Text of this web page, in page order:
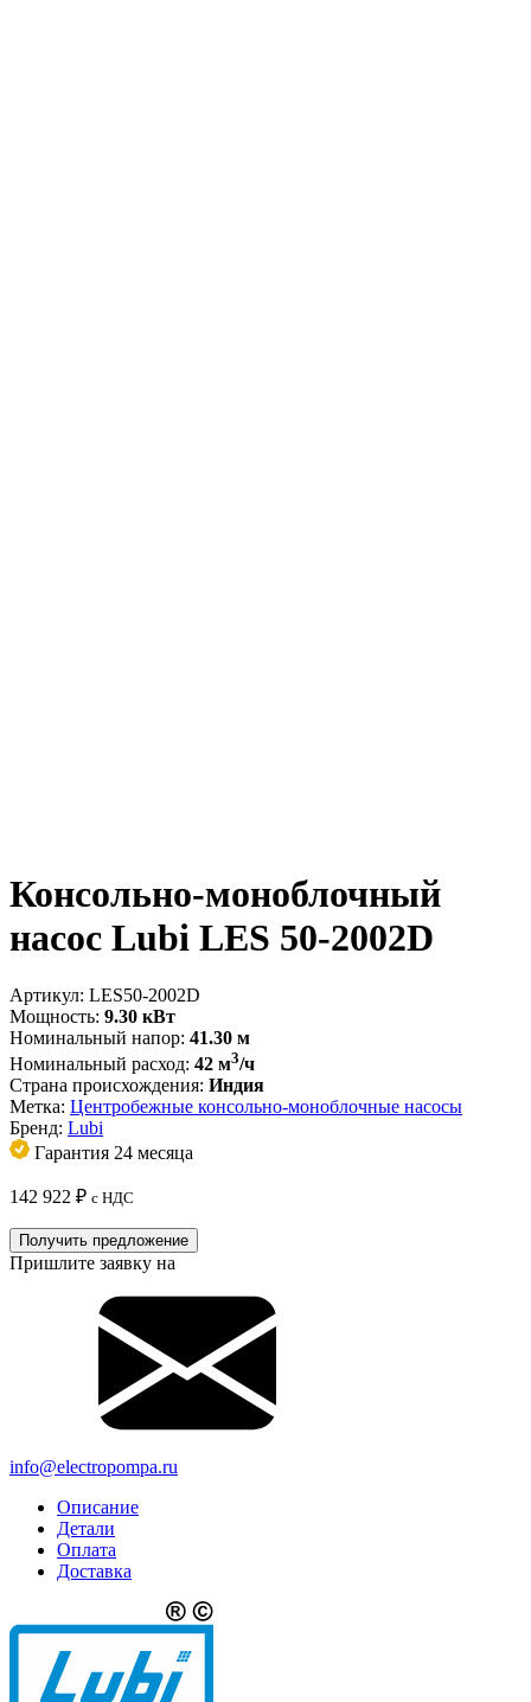
Консольно-моноблочный
насос Lubi LES 50-2002D
Артикул: LES50-2002D
Мощность: 9.30 кВт
Номинальный напор: 41.30 м
Номинальный расход: 42 м3/ч
Страна происхождения: Индия
Метка: Центробежные консольно-моноблочные насосы
Бренд: Lubi
Гарантия 24 месяца
142 922 ₽ с НДС
Получить предложение
Пришлите заявку на
info@electropompa.ru
Описание
Детали
Оплата
Доставка